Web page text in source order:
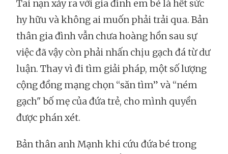
Tai nạn xảy ra với gia đình em bé là hết sức
hy hữu và không ai muốn phải trải qua. Bản
thân gia đình vẫn chưa hoàng hồn sau sự
việc đã vậy còn phải nhấn chịu gạch đá từ dư
luận. Thay vì đi tìm giải pháp, một số lượng
cộng đồng mạng chọn “săn tìm” và “ném
gạch" bố mẹ của đứa trẻ, cho mình quyền
được phán xét.
Bản thân anh Mạnh khi cứu đứa bé trong